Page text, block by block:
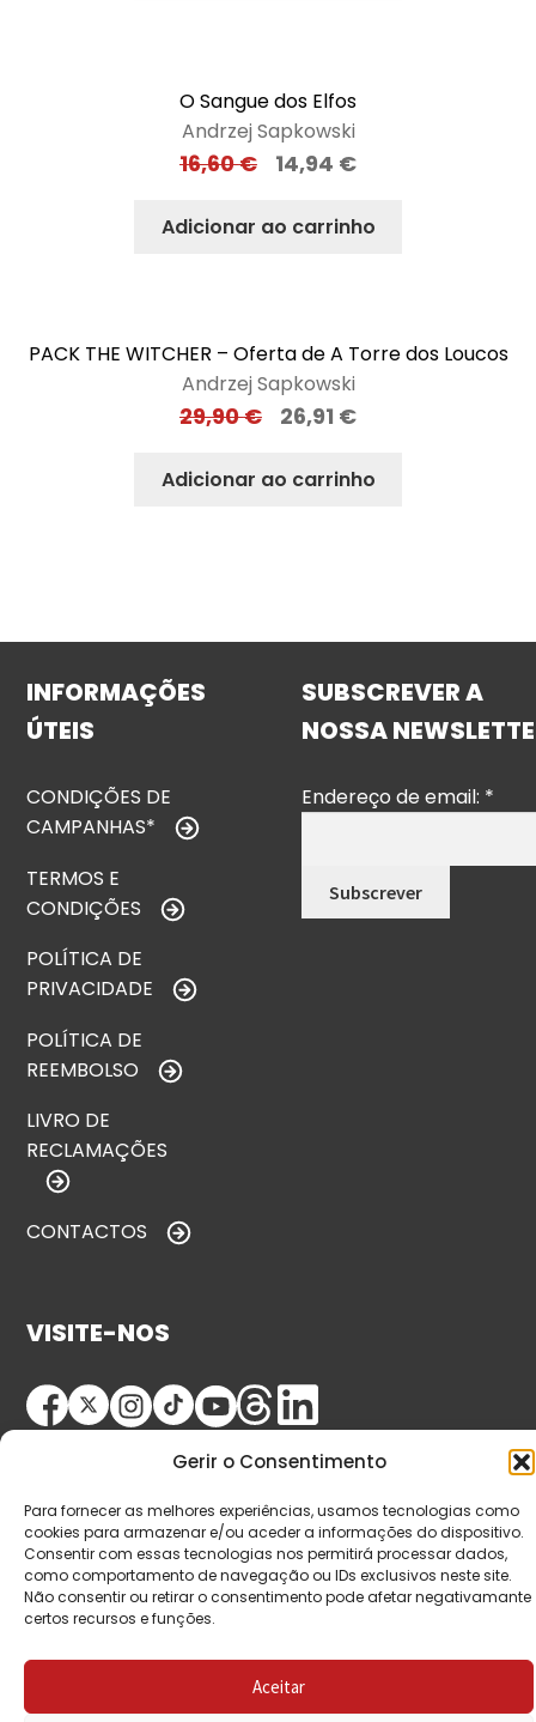
Gerir o Consentimento
Para fornecer as melhores experiências, usamos tecnologias como
cookies para armazenar e/ou aceder a informações do dispositivo.
Consentir com essas tecnologias nos permitirá processar dados,
como comportamento de navegação ou IDs exclusivos neste site.
Não consentir ou retirar o consentimento pode afetar negativamante
certos recursos e funções.
Aceitar
O Sangue dos Elfos
Andrzej Sapkowski
16,60€ 14,94 €
Adicionar ao carrinho
PACK THE WITCHER – Oferta de A Torre dos Loucos
Andrzej Sapkowski
29,90€ 26,91 €
Adicionar ao carrinho
INFORMAÇÕES
ÚTEIS
CONDIÇÕES DE
CAMPANHAS*
TERMOS E
CONDIÇÕES
POLÍTICA DE
PRIVACIDADE
POLÍTICA DE
REEMBOLSO
LIVRO DE
RECLAMAÇÕES
CONTACTOS
SUBSCREVER A
NOSSA
Endereço de email: *
VISITE-NOS
© Copyright 2026 Saída de Emergência. Todos os
direitos reservados.